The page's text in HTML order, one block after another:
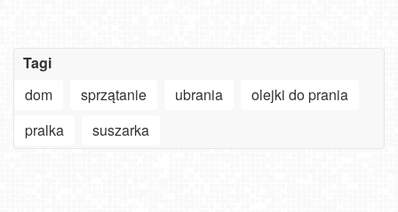
Tagi
dom
sprzątanie ubrania
olejki do prania
pralka
suszarka
APLIKACJI
zmiany
na
Smart
Jak
szukają
nad
Bałtykiem?
Góralski
Festiwal
Oglądaj
deptaki,
miasta